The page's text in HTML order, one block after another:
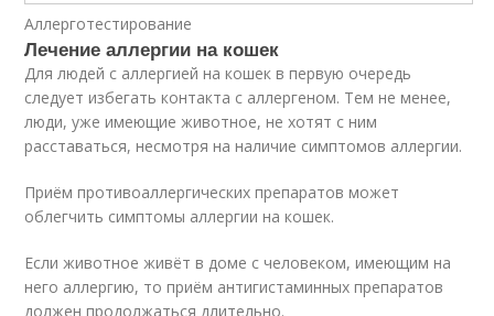
Аллерготестирование
Лечение аллергии на кошек
Для людей с аллергией на кошек в первую очередь
следует избегать контакта с аллергеном. Тем не менее,
люди, уже имеющие животное, не хотят с ним
расставаться, несмотря на наличие симптомов аллергии.
Приём противоаллергических препаратов может
облегчить симптомы аллергии на кошек.
Если животное живёт в доме с человеком, имеющим на
него аллергию, то приём антигистаминных препаратов
должен продолжаться длительно.